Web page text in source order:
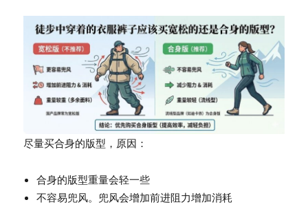
尽量买合身的版型，原因：
合身的版型重量会轻一些
不容易兜风。兜风会增加前进阻力增加消耗